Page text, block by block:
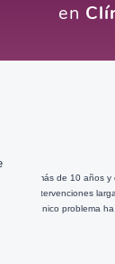
en
y el trato es
largas, y
ha sido
y
la